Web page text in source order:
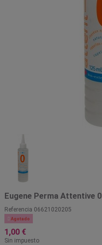
Eugene Perma Attentive 0
Referencia 06621020205
 Agotado
1,00 €
Sin impuesto